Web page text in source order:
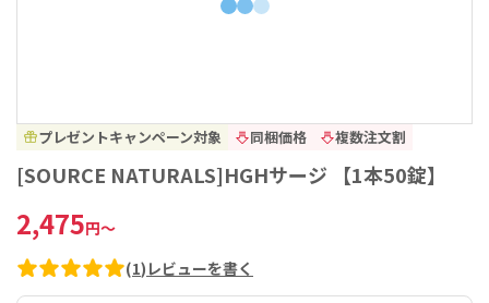
プレゼントキャンペーン対象 同梱価格 複数注文割
[SOURCE NATURALS]HGHサージ 【1本50錠】
2,475円～
(1) レビューを書く